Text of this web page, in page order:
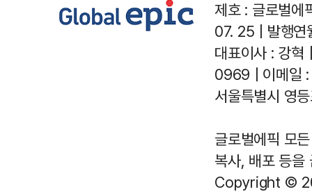
제호 : 글로벌
07. 25 | 발행연
대표이사 : 강
0969 | 이메일
서울특별시 영
글로벌에픽 모
복사, 배포 등을
Copyright ©